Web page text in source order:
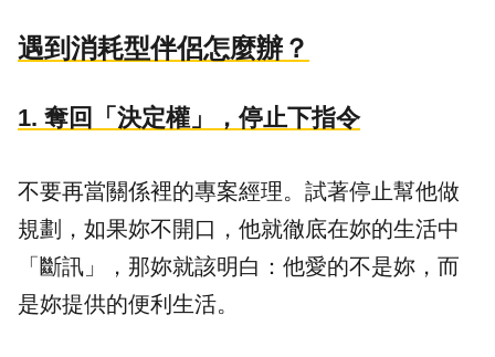
遇到消耗型伴侶怎麼辦？
​1. 奪回「決定權」，停止下指令
不要再當關係裡的專案經理。試著停止幫他做
規劃，如果妳不開口，他就徹底在妳的生活中
「斷訊」，那妳就該明白：他愛的不是妳，而
是妳提供的便利生活。